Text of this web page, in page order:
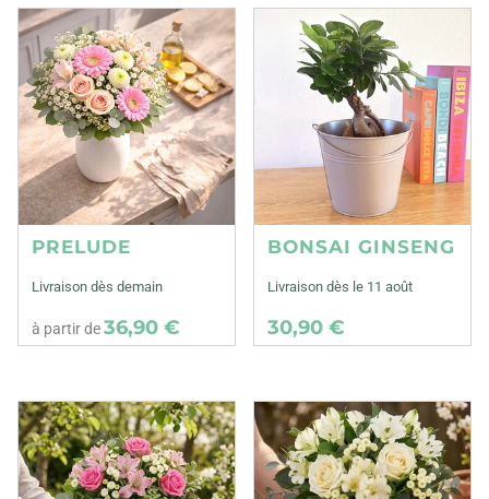
PRELUDE
Livraison dès demain
à partir de36,90 €
BONSAI GINSENG
Livraison dès le 11 août
30,90 €